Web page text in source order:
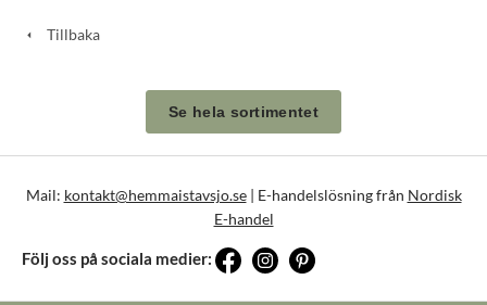
Tillbaka
Se hela sortimentet
Mail: kontakt@hemmaistavsjo.se| E-handelslösning från Nordisk
E-handel
Följ oss på sociala medier: